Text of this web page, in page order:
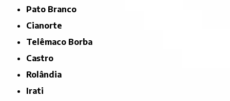
Pato Branco
Cianorte
Telêmaco Borba
Castro
Rolândia
Irati